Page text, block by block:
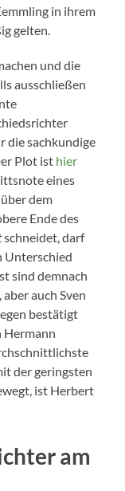
in ihrem
gelten.
und die
ausschließen
die sachkundige
Plot ist hier
eines
dem
Ende des
schneidet, darf
Unterschied
sind demnach
auch Sven
bestätigt
der geringsten
ist Herbert
am